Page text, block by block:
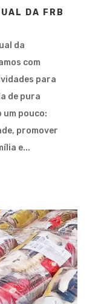
DA FRB
da
com
para
de pura
um pouco:
promover
e...